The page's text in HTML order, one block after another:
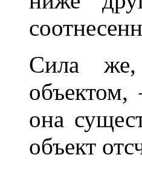
Сила же,
она
объект